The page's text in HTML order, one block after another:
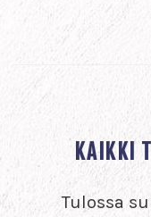
KAIKKI
Tulossa